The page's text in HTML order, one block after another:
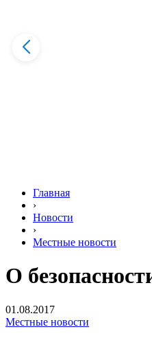
Главная
›
Новости
›
Местные новости
О
01.08.2017
Местные новости